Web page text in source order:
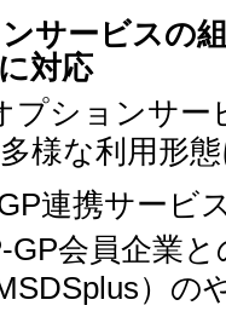
サービスの
対応
プションサ
様な利用形
連携サービ
GP会員企業
）